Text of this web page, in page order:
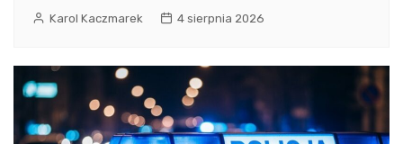
Karol Kaczmarek 4 sierpnia 2026